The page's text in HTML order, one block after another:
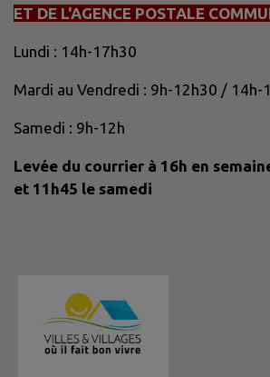
ET DE L'AGENCE POSTALE
Lundi : 14h-17h30
Mardi au Vendredi : 9h-12h30 / 14h-
Samedi : 9h-12h
Levée du courrier à 16h en
et 11h45 le samedi